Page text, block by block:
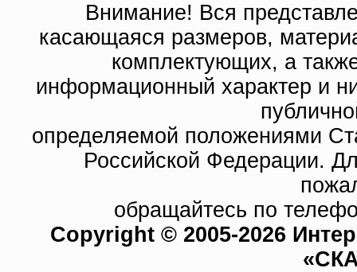
Внимание! Вся
касающаяся размеров,
комплектующих, а
информационный характер и
определяемой положениями
Российской Федерации.
обращайтесь по
Copyright © 2005-2026